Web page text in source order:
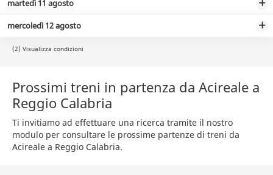
martedì 11 agosto
mercoledì 12 agosto
(2) Visualizza condizioni
Prossimi treni in partenza da Acireale a
Reggio Calabria
Ti invitiamo ad effettuare una ricerca tramite il nostro
modulo per consultare le prossime partenze di treni da
Acireale a Reggio Calabria.